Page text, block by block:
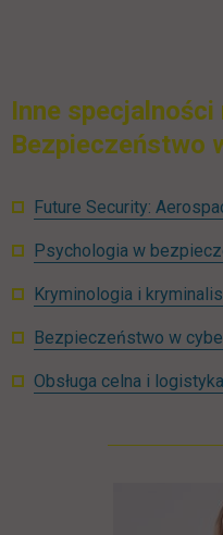
Inne specjalności
Bezpieczeństwo
Future Security:
Psychologia w
Kryminologia i
Bezpieczeństwo w
Obsługa celna i